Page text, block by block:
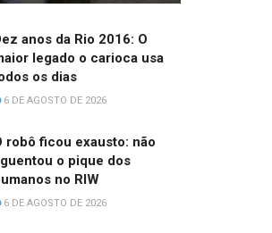
anos da Rio 2016: O
legado o carioca usa
os dias
6 DE AGOSTO DE 2026
robô ficou exausto: não
o pique dos
no RIW
6 DE AGOSTO DE 2026